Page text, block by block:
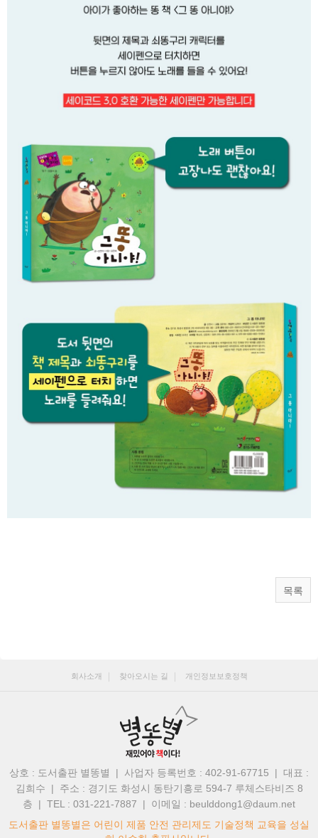
목록
회사소개 찾아오시는 길 개인정보보호정책
상호 : 도서출판 별똥별 | 사업자 등록번호 : 402-91-67715 | 대표 :
김희수 | 주소 : 경기도 화성시 동탄기흥로 594-7 루체스타비즈 8
층 | TEL : 031-221-7887 | 이메일 : beulddong1@daum.net
도서출판 별똥별은 어린이 제품 안전 관리제도 기술정책 교육을 성실